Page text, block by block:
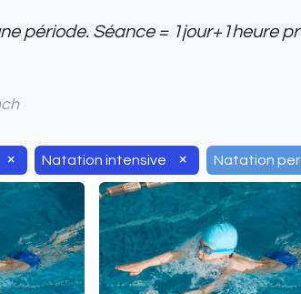
période. Séance = 1jour+1heure
× Natation intensive × Natation